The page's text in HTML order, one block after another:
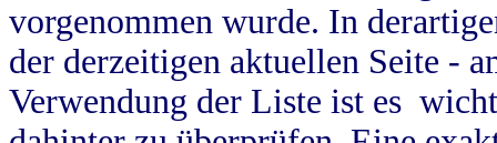
vorgenommen wurde. In
der derzeitigen aktuellen Seite -
Verwendung der Liste ist es